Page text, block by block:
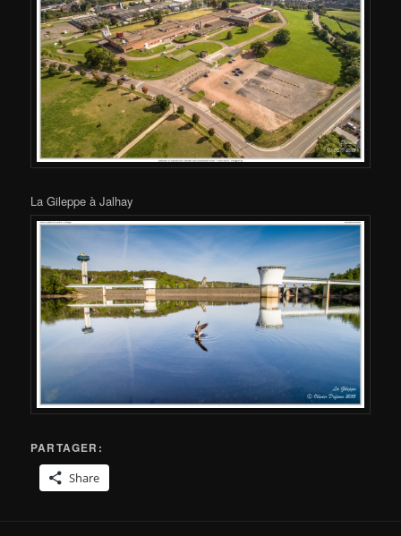
La Gileppe à Jalhay
PARTAGER:
Share